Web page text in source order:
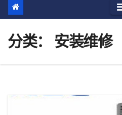
分类： 安装维修